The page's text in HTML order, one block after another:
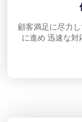
顧客満足に尽力
に進め 迅速な